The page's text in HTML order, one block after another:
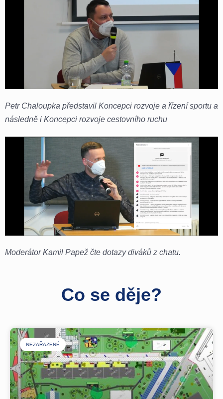
Petr Chaloupka představil Koncepci rozvoje a řízení sportu a
následně i Koncepci rozvoje cestovního ruchu
Moderátor Kamil Papež čte dotazy diváků z chatu.
Co se děje?
NEZAŘAZENÉ